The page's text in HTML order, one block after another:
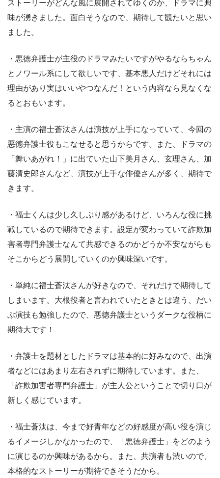
ストーリーがどんな風に展開されてゆくのか、ドラマに興
味が湧きました。面白そうなので、期待して観たいと思い
ました。
・悪徳弁護士が主役のドラマみたいですがやるならちゃん
とノワール系にして欲しいです、基本悪人だけどそれには
理由があり実はいいやつなんだ！という内容なら見なくな
るとおもいます。
・主演の福士蒼汰さんは演技が上手になっていて、今回の
悪徳弁護士役もこなせると思うからです。また、ドラマの
「舞いあがれ！」に出ていた山下美月さん、玄理さん、加
藤清史郎さんなど、演技が上手な俳優さんが多く、期待で
きます。
・福士くんは少し久しぶり感があるけど、いろんな役に挑
戦しているので期待できます。設定が変わっていて詐欺加
害者専門弁護士なんて共感できるのかどうか不安ながらも
そこからどう展開していくのか興味深いです。
・単純に福士蒼汰さんが好きなので、それだけで期待して
しまいます。大根役者と言われていたときとは違う、だい
ぶ演技も勉強したので、悪徳弁護士というダークな役柄に
期待大です！
・弁護士を題材としたドラマは基本的に好みなので、出演
者などにはあまり左右されずに期待しています。また、
「詐欺加害者専門弁護士」が主人公ということで切り口が
新しく感じています。
・福士蒼汰は、今まで好青年などの好感度が高い役を演じ
るイメージしかなかったので、「悪徳弁護士」をどのよう
に演じるのか興味があるから。また、共演者も渋いので、
本格的なストーリーが期待できそうだから。